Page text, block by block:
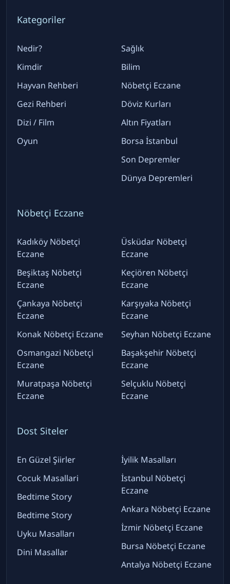
Kategoriler
Nedir?
Kimdir
Hayvan Rehberi
Gezi Rehberi
Dizi / Film
Oyun
Sağlık
Bilim
Nöbetçi Eczane
Döviz Kurları
Altın Fiyatları
Borsa İstanbul
Son Depremler
Dünya Depremleri
Nöbetçi Eczane
Kadıköy Nöbetçi
Eczane
Beşiktaş Nöbetçi
Eczane
Çankaya Nöbetçi
Eczane
Konak Nöbetçi Eczane
Osmangazi Nöbetçi
Eczane
Muratpaşa Nöbetçi
Eczane
Üsküdar Nöbetçi
Eczane
Keçiören Nöbetçi
Eczane
Karşıyaka Nöbetçi
Eczane
Seyhan Nöbetçi Eczane
Başakşehir Nöbetçi
Eczane
Selçuklu Nöbetçi
Eczane
Dost Siteler
En Güzel Şiirler
Cocuk Masallari
Bedtime Story
Bedtime Story
Uyku Masalları
Dini Masallar
İyilik Masalları
İstanbul Nöbetçi
Eczane
Ankara Nöbetçi Eczane
İzmir Nöbetçi Eczane
Bursa Nöbetçi Eczane
Antalya Nöbetçi Eczane